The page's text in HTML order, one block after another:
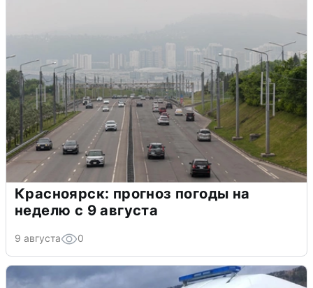
Красноярск: прогноз погоды на
неделю с 9 августа
9 августа 0